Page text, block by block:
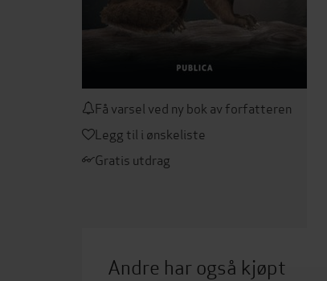
Få varsel ved ny bok av forfatteren
Legg til i ønskeliste
Gratis utdrag
Andre har også kjøpt